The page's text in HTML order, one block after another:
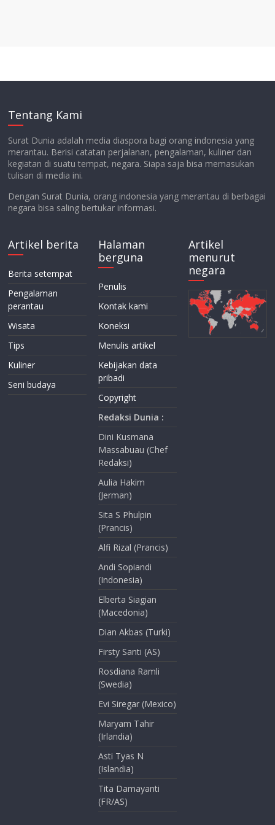
Tentang Kami
Surat Dunia adalah media diaspora bagi orang indonesia yang
merantau. Berisi catatan perjalanan, pengalaman, kuliner dan
kegiatan di suatu tempat, negara. Siapa saja bisa memasukan
tulisan di media ini.
Dengan Surat Dunia, orang indonesia yang merantau di berbagai
negara bisa saling bertukar informasi.
Artikel berita
Berita setempat
Pengalaman
perantau
Wisata
Tips
Kuliner
Seni budaya
Halaman
berguna
Penulis
Kontak kami
Koneksi
Menulis artikel
Kebijakan data
pribadi
Copyright
Redaksi Dunia :
Dini Kusmana
Massabuau (Chef
Redaksi)
Aulia Hakim
(Jerman)
Sita S Phulpin
(Prancis)
Alfi Rizal (Prancis)
Andi Sopiandi
(Indonesia)
Elberta Siagian
(Macedonia)
Dian Akbas (Turki)
Firsty Santi (AS)
Rosdiana Ramli
(Swedia)
Evi Siregar (Mexico)
Maryam Tahir
(Irlandia)
Asti Tyas N
(Islandia)
Tita Damayanti
(FR/AS)
Artikel
menurut
negara